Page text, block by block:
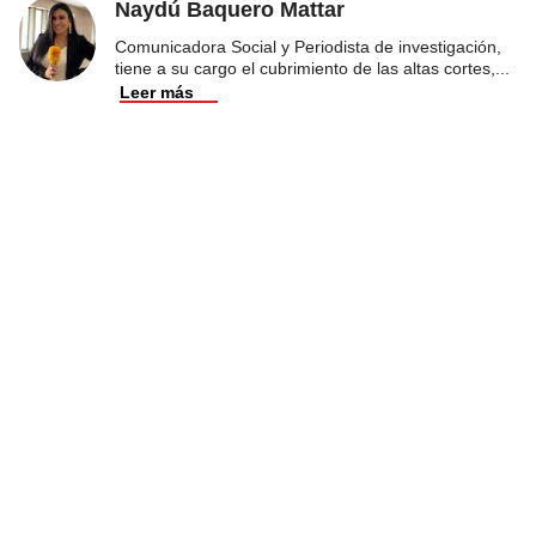
Naydú Baquero Mattar
Comunicadora Social y Periodista de investigación,
tiene a su cargo el cubrimiento de las altas cortes,
Leer más